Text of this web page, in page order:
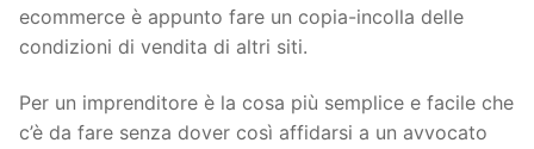
ecommerce è appunto fare un copia-incolla delle
condizioni di vendita di altri siti.
Per un imprenditore è la cosa più semplice e facile che
c’è da fare senza dover così affidarsi a un avvocato